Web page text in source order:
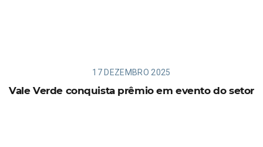
17 DEZEMBRO 2025
Vale Verde conquista prêmio em evento do setor